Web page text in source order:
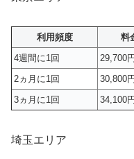
利用頻度 料
4週間に1回
29,700円
2ヵ月に1回
30,800円
3ヵ月に1回
34,100円
埼玉エリア